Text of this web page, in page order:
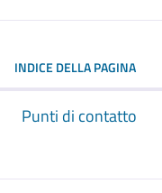
INDICE DELLA PAGINA
Punti di contatto